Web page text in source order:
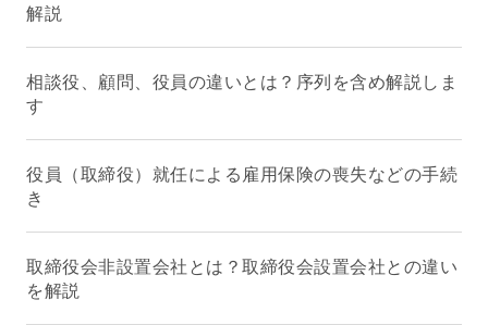
解説
相談役、顧問、役員の違いとは？序列を含め解説しま
す
役員（取締役）就任による雇用保険の喪失などの手続
き
取締役会非設置会社とは？取締役会設置会社との違い
を解説